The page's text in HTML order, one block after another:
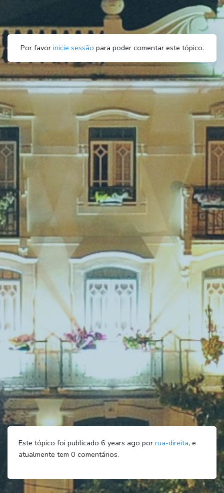
Por favor inicie sessão para poder comentar este tópico.
Este tópico foi publicado 6 years ago por rua-direita, e
atualmente tem 0 comentários.